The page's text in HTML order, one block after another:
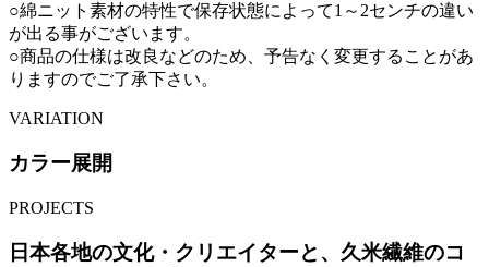
○綿ニット素材の特性で保存状態によって1～2センチの違い
が出る事がございます。
○商品の仕様は改良などのため、予告なく変更することがあ
りますのでご了承下さい。
VARIATION
カラー展開
PROJECTS
日本各地の文化・クリエイターと、久米繊維のコ